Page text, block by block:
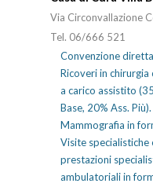
Via Circonvallazione
Tel. 06/666 521
Convenzione
Ricoveri in chirurgia
a carico assistito
Base, 20% Ass. Più).
Mammografia in
Visite specialistiche
prestazioni
ambulatoriali in